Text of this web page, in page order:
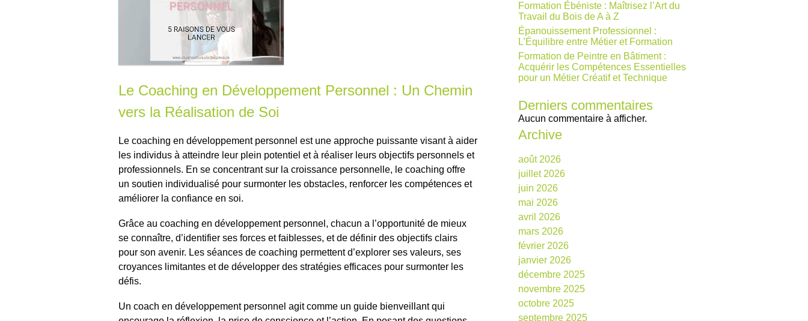
Le Coaching en Développement Personnel : Un Chemin
vers la Réalisation de Soi
Le coaching en développement personnel est une approche puissante visant à aider
les individus à atteindre leur plein potentiel et à réaliser leurs objectifs personnels et
professionnels. En se concentrant sur la croissance personnelle, le coaching offre
un soutien individualisé pour surmonter les obstacles, renforcer les compétences et
améliorer la confiance en soi.
Grâce au coaching en développement personnel, chacun a l’opportunité de mieux
se connaître, d’identifier ses forces et faiblesses, et de définir des objectifs clairs
pour son avenir. Les séances de coaching permettent d’explorer ses valeurs, ses
croyances limitantes et de développer des stratégies efficaces pour surmonter les
défis.
Un coach en développement personnel agit comme un guide bienveillant qui
Formation Ébéniste : Maîtrisez l’Art du
Travail du Bois de A à Z
Épanouissement Professionnel :
L’Équilibre entre Métier et Formation
Formation de Peintre en Bâtiment :
Acquérir les Compétences Essentielles
pour un Métier Créatif et Technique
Derniers commentaires
Aucun commentaire à afficher.
Archive
août 2026
juillet 2026
juin 2026
mai 2026
avril 2026
mars 2026
février 2026
janvier 2026
décembre 2025
novembre 2025
octobre 2025
septembre 2025